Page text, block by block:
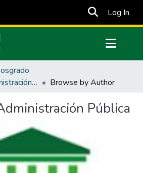
Log In
Maestria en Administración Pública
Browse by Author
Pública